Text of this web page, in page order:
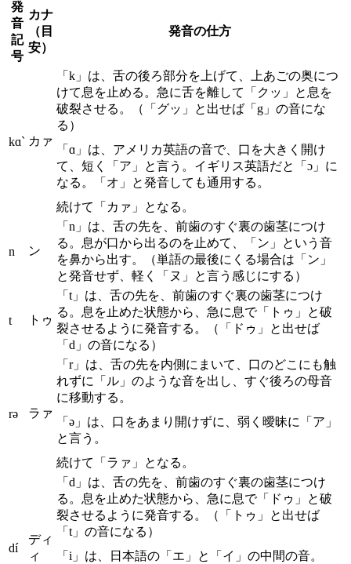
発
音
記
号
カナ
（目
安）
発音の仕方
kɑ` カァ
「k」は、舌の後ろ部分を上げて、上あごの奥につ
けて息を止める。急に舌を離して「クッ」と息を
破裂させる。（「グッ」と出せば「g」の音にな
る）
「ɑ」は、アメリカ英語の音で、口を大きく開け
て、短く「ア」と言う。イギリス英語だと「ɔ」に
なる。「オ」と発音しても通用する。
続けて「カァ」となる。
n ン
「n」は、舌の先を、前歯のすぐ裏の歯茎につけ
る。息が口から出るのを止めて、「ン」という音
を鼻から出す。（単語の最後にくる場合は「ン」
と発音せず、軽く「ヌ」と言う感じにする）
t トゥ
「t」は、舌の先を、前歯のすぐ裏の歯茎につけ
る。息を止めた状態から、急に息で「トゥ」と破
裂させるように発音する。（「ドゥ」と出せば
「d」の音になる）
rə ラァ
「r」は、舌の先を内側にまいて、口のどこにも触
れずに「ル」のような音を出し、すぐ後ろの母音
に移動する。
「ə」は、口をあまり開けずに、弱く曖昧に「ア」
と言う。
続けて「ラァ」となる。
dí
ディ
ィ
「d」は、舌の先を、前歯のすぐ裏の歯茎につけ
る。息を止めた状態から、急に息で「ドゥ」と破
裂させるように発音する。（「トゥ」と出せば
「t」の音になる）
「i」は、日本語の「エ」と「イ」の中間の音。